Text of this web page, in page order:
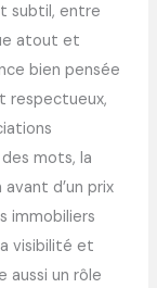
subtil, entre
atout et
bien pensée
respectueux,
mots, la
d’un prix
immobiliers
visibilité et
aussi un rôle